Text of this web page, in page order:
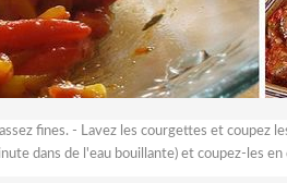
fines. - Lavez les courgettes et coupez
dans de l'eau bouillante) et coupez-les en